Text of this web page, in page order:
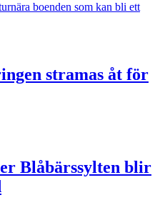
boenden som kan bli ett
stramas åt för
Blåbärssylten blir